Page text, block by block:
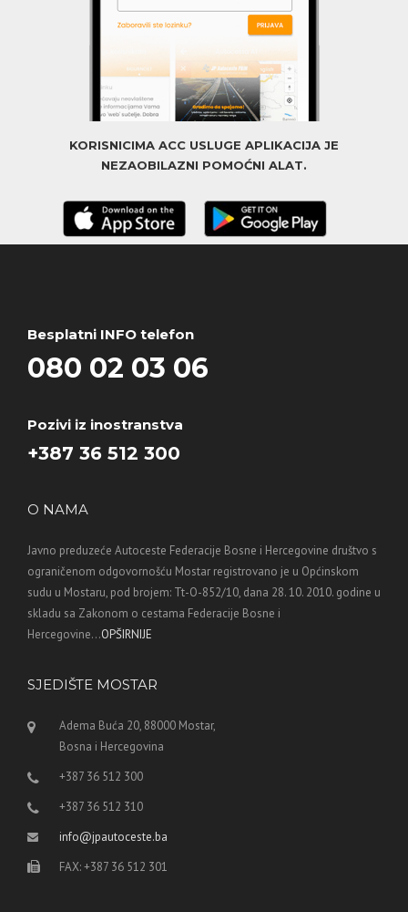
KORISNICIMA ACC USLUGE APLIKACIJA JE
NEZAOBILAZNI POMOĆNI ALAT.
Besplatni INFO telefon
080 02 03 06
Pozivi iz inostranstva
+387 36 512 300
O NAMA
Javno preduzeće Autoceste Federacije Bosne i Hercegovine društvo s
ograničenom odgovornošću Mostar registrovano je u Općinskom
sudu u Mostaru, pod brojem: Tt-O-852/10, dana 28. 10. 2010. godine u
skladu sa Zakonom o cestama Federacije Bosne i
Hercegovine...OPŠIRNIJE
SJEDIŠTE MOSTAR
Adema Buća 20, 88000 Mostar,
Bosna i Hercegovina
+387 36 512 300
+387 36 512 310
info@jpautoceste.ba
FAX: +387 36 512 301